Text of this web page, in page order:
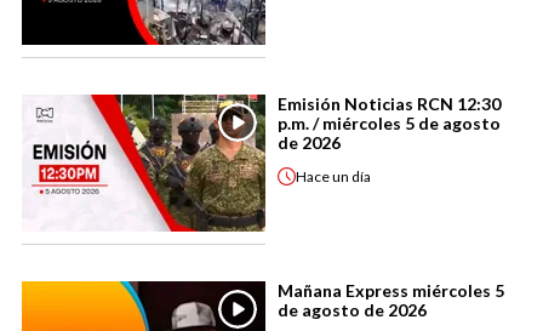
Emisión Noticias RCN 12:30
p.m. / miércoles 5 de agosto
de 2026
Haceun día
Mañana Express miércoles 5
de agosto de 2026